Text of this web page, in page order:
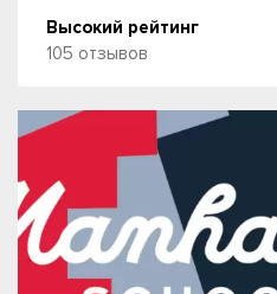
Высокий рейтинг
105 отзывов